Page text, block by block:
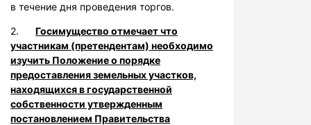
в течение дня проведения торгов.
2. Госимущество отмечает что
участникам (претендентам) необходимо
изучить Положение о порядке
предоставления земельных участков,
находящихся в государственной
собственности утвержденным
постановлением Правительства